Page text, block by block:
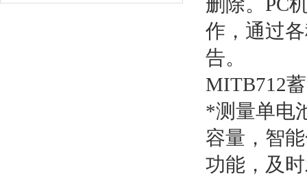
作，通过
告。
MITB712
*测量单电
容量，智
功能，及